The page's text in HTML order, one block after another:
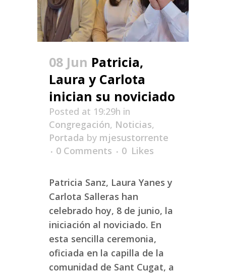
08 Jun Patricia,
Laura y Carlota
inician su noviciado
Posted at 19:29h in
Congregación, Noticias,
Portada by mjesustorrente
0 Comments
0 Likes
Patricia Sanz, Laura Yanes y
Carlota Salleras han
celebrado hoy, 8 de junio, la
iniciación al noviciado. En
esta sencilla ceremonia,
oficiada en la capilla de la
comunidad de Sant Cugat, a